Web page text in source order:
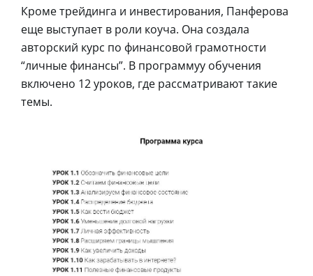
Кроме трейдинга и инвестирования, Панферова
еще выступает в роли коуча. Она создала
авторский курс по финансовой грамотности
“личные финансы”. В программуу обучения
включено 12 уроков, где рассматривают такие
темы.